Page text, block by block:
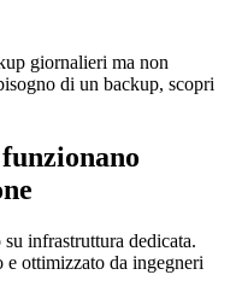
giornalieri ma non
di un backup, scopri
infrastruttura dedicata.
e ottimizzato da ingegneri